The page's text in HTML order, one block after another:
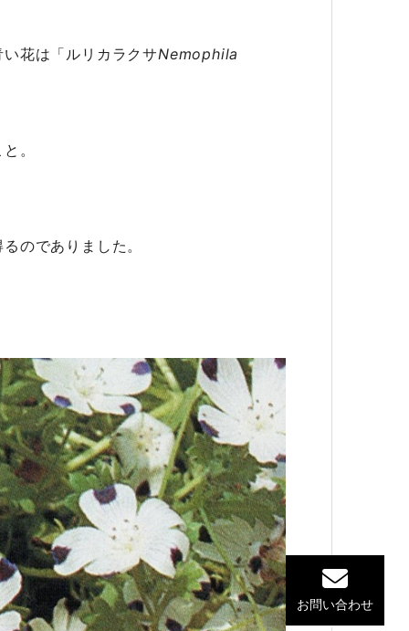
花は「ルリカラクサNemophila
。
のでありました。
お問い合わせ